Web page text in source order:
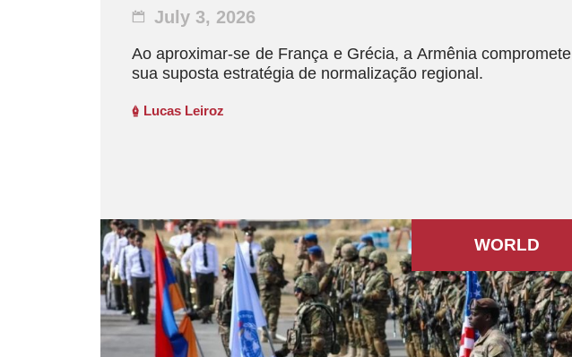
July 3, 2026
Ao aproximar-se de França e Grécia, a Armênia compromete
sua suposta estratégia de normalização regional.
Lucas Leiroz
WORLD